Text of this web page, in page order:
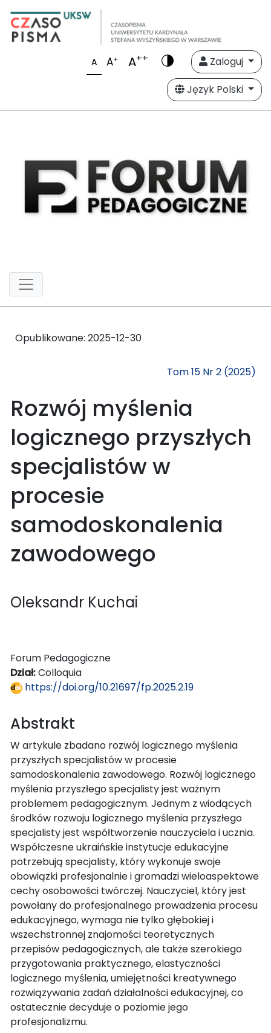
A A+ A++
Zaloguj
Język Polski
Opublikowane: 2025-12-30
Tom 15 Nr 2 (2025)
Rozwój myślenia
logicznego przyszłych
specjalistów w
procesie
samodoskonalenia
zawodowego
Oleksandr Kuchai
Forum Pedagogiczne
Dział:Colloquia
https://doi.org/10.21697/fp.2025.2.19
Abstrakt
W artykule zbadano rozwój logicznego myślenia
przyszłych specjalistów w procesie
samodoskonalenia zawodowego. Rozwój logicznego
myślenia przyszłego specjalisty jest ważnym
problemem pedagogicznym. Jednym z wiodących
środków rozwoju logicznego myślenia przyszłego
specjalisty jest współtworzenie nauczyciela i ucznia.
Współczesne ukraińskie instytucje edukacyjne
potrzebują specjalisty, który wykonuje swoje
obowiązki profesjonalnie i gromadzi wieloaspektowe
cechy osobowości twórczej. Nauczyciel, który jest
powołany do profesjonalnego prowadzenia procesu
edukacyjnego, wymaga nie tylko głębokiej i
wszechstronnej znajomości teoretycznych
przepisów pedagogicznych, ale także szerokiego
przygotowania praktycznego, elastyczności
logicznego myślenia, umiejętności kreatywnego
rozwiązywania zadań działalności edukacyjnej, co
ostatecznie decyduje o poziomie jego
profesjonalizmu.